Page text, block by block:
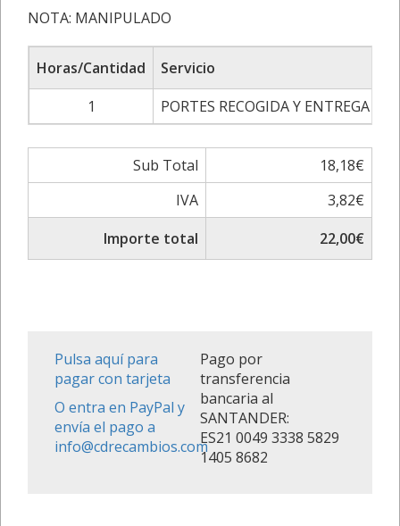
NOTA: MANIPULADO
Horas/Cantidad Servicio
1
PORTES RECOGIDA Y ENTREGA
Sub Total
18,18€
IVA
3,82€
Importe total
22,00€
Pulsa aquí para
pagar con tarjeta
O entra en PayPal y
envía el pago a
info@cdrecambios.com
Pago por
transferencia
bancaria al
SANTANDER:
ES21 0049 3338 5829
1405 8682